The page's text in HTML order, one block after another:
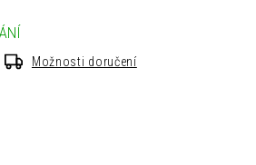
Možnosti doručení